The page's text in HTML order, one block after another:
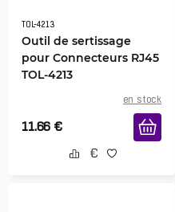
TOL-4213
Outil de sertissage
pour Connecteurs RJ45
TOL-4213
en stock
11.66 €